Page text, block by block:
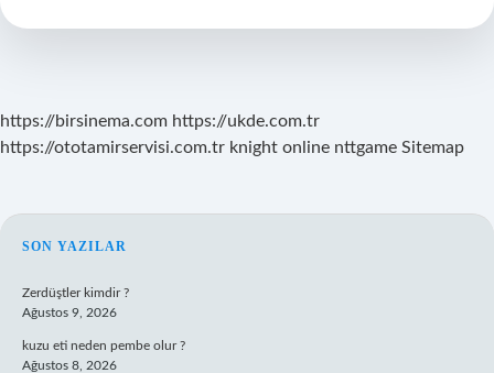
https://birsinema.com https://ukde.com.tr
https://ototamirservisi.com.tr knight online nttgame Sitemap
SIDEBAR
SON YAZILAR
Zerdüştler kimdir ?
Ağustos 9, 2026
kuzu eti neden pembe olur ?
Ağustos 8, 2026